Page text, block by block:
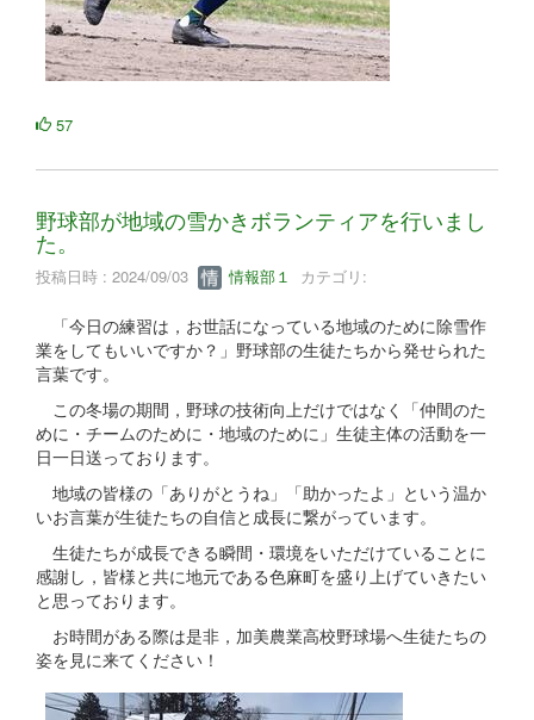
57
野球部が地域の雪かきボランティアを行いまし
た。
投稿日時 : 2024/09/03 情報部１ カテゴリ:
「今日の練習は，お世話になっている地域のために除雪作
業をしてもいいですか？」野球部の生徒たちから発せられた
言葉です。
この冬場の期間，野球の技術向上だけではなく「仲間のた
めに・チームのために・地域のために」生徒主体の活動を一
日一日送っております。
地域の皆様の「ありがとうね」「助かったよ」という温か
いお言葉が生徒たちの自信と成長に繋がっています。
生徒たちが成長できる瞬間・環境をいただけていることに
感謝し，皆様と共に地元である色麻町を盛り上げていきたい
と思っております。
お時間がある際は是非，加美農業高校野球場へ生徒たちの
姿を見に来てください！